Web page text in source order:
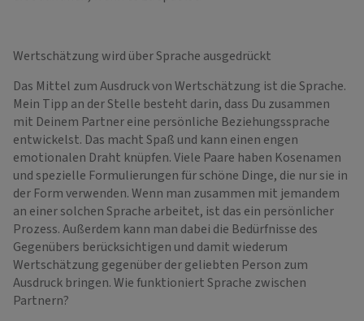
Wertschätzung wird über Sprache ausgedrückt
Das Mittel zum Ausdruck von Wertschätzung ist die Sprache.
Mein Tipp an der Stelle besteht darin, dass Du zusammen
mit Deinem Partner eine persönliche Beziehungssprache
entwickelst. Das macht Spaß und kann einen engen
emotionalen Draht knüpfen. Viele Paare haben Kosenamen
und spezielle Formulierungen für schöne Dinge, die nur sie in
der Form verwenden. Wenn man zusammen mit jemandem
an einer solchen Sprache arbeitet, ist das ein persönlicher
Prozess. Außerdem kann man dabei die Bedürfnisse des
Gegenübers berücksichtigen und damit wiederum
Wertschätzung gegenüber der geliebten Person zum
Ausdruck bringen. Wie funktioniert Sprache zwischen
Partnern?